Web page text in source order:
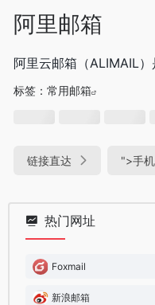
阿里邮箱
阿里云邮箱（ALIMAIL）
标签： 常用邮箱
链接直达 ">手
热门网址
Foxmail
新浪邮箱